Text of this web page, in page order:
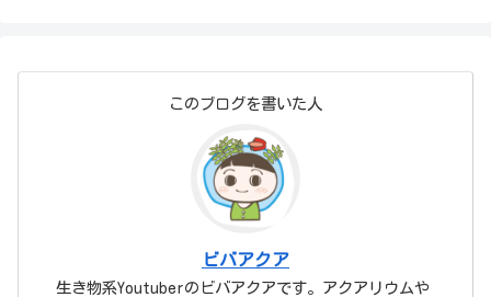
このブログを書いた人
ビバアクア
生き物系Youtuberのビバアクアです。アクアリウムや